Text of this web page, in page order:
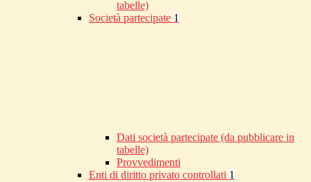
tabelle)
Società partecipate 1
Dati società partecipate (da pubblicare in
tabelle)
Provvedimenti
Enti di diritto privato controllati 1